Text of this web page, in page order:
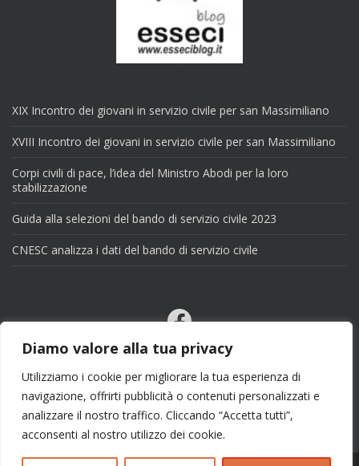
Diamo valore alla tua privacy
Utilizziamo i cookie per migliorare la tua esperienza di
navigazione, offrirti pubblicità o contenuti personalizzati e
analizzare il nostro traffico. Cliccando “Accetta tutti”,
acconsenti al nostro utilizzo dei cookie.
XIX Incontro dei giovani in servizio civile per san Massimiliano
XVIII Incontro dei giovani in servizio civile per san Massimiliano
Corpi civili di pace, l’idea del Ministro Abodi per la loro
stabilizzazione
Guida alla selezioni del bando di servizio civile 2023
CNESC analizza i dati del bando di servizio civile
Facebook
Email
X